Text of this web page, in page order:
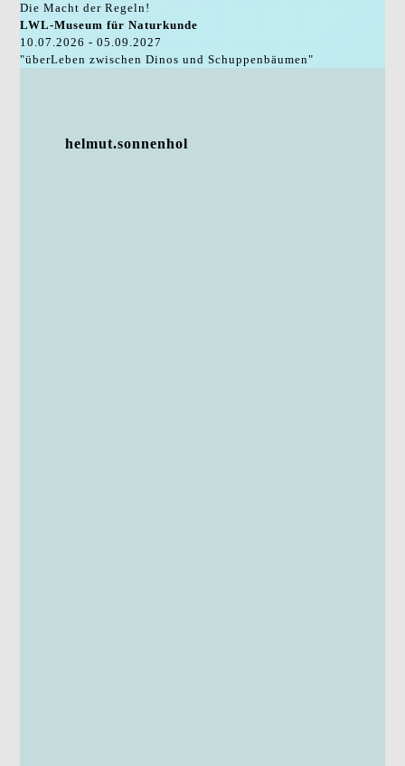
Die Macht der Regeln!
LWL-Museum für Naturkunde
10.07.2026 - 05.09.2027
"überLeben zwischen Dinos und Schuppenbäumen"
helmut.sonnenhol